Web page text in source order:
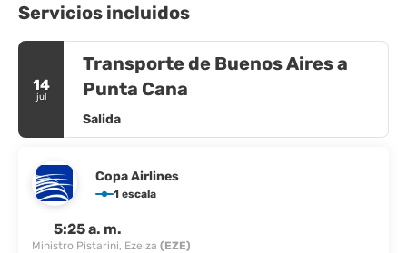
Servicios incluidos
14
jul
Transporte de Buenos Aires a
Punta Cana
Salida
Copa Airlines
1 escala
5:25 a. m.
Ministro Pistarini, Ezeiza (EZE)